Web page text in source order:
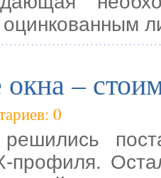
–
0
профиля.